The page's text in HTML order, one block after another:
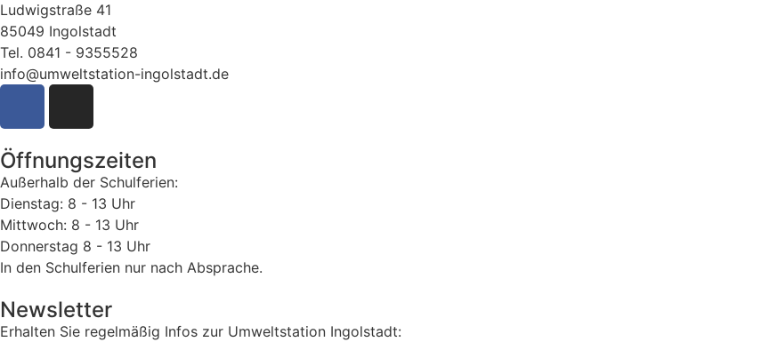
Ludwigstraße 41
85049 Ingolstadt
Tel. 0841 - 9355528
info@umweltstation-ingolstadt.de
Öffnungszeiten
Außerhalb der Schulferien:
Dienstag: 8 - 13 Uhr
Mittwoch: 8 - 13 Uhr
Donnerstag 8 - 13 Uhr
In den Schulferien nur nach Absprache.
Newsletter
Erhalten Sie regelmäßig Infos zur Umweltstation Ingolstadt: